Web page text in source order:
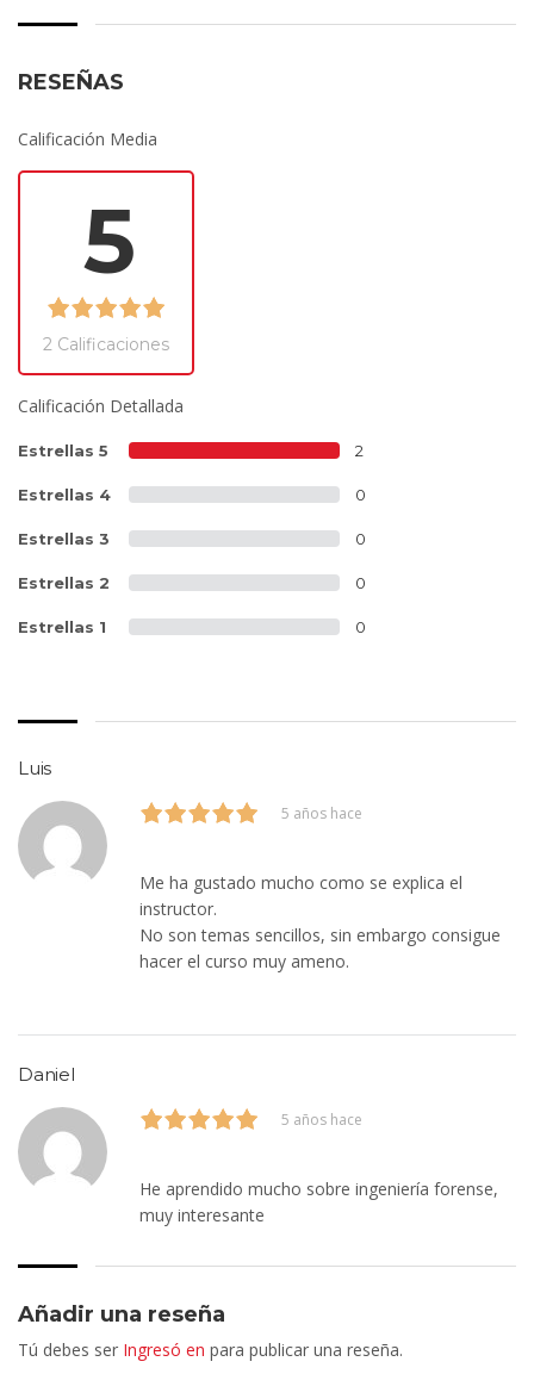
RESEÑAS
Calificación Media
5
2 Calificaciones
Calificación Detallada
Estrellas 5 2
Estrellas 4 0
Estrellas 3 0
Estrellas 2 0
Estrellas 1 0
Luis
5 años hace
Me ha gustado mucho como se explica el
instructor.
No son temas sencillos, sin embargo consigue
hacer el curso muy ameno.
Daniel
5 años hace
He aprendido mucho sobre ingeniería forense,
muy interesante
Añadir una reseña
Tú debes ser Ingresó en para publicar una reseña.